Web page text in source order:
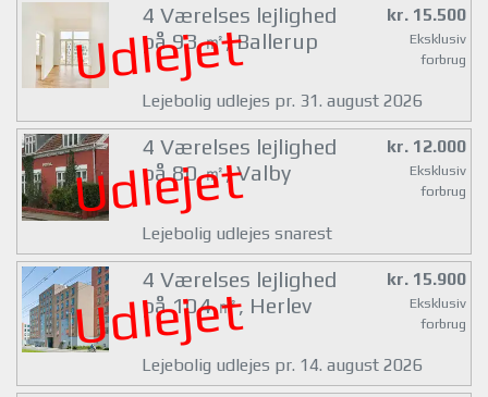
Udlejet
4 Værelses lejlighed
på 93 ㎡, Ballerup
kr. 15.500
Eksklusiv
forbrug
Lejebolig udlejes pr. 31. august 2026
Udlejet
4 Værelses lejlighed
på 80 ㎡, Valby
kr. 12.000
Eksklusiv
forbrug
Lejebolig udlejes snarest
Udlejet
4 Værelses lejlighed
på 104 ㎡, Herlev
kr. 15.900
Eksklusiv
forbrug
Lejebolig udlejes pr. 14. august 2026